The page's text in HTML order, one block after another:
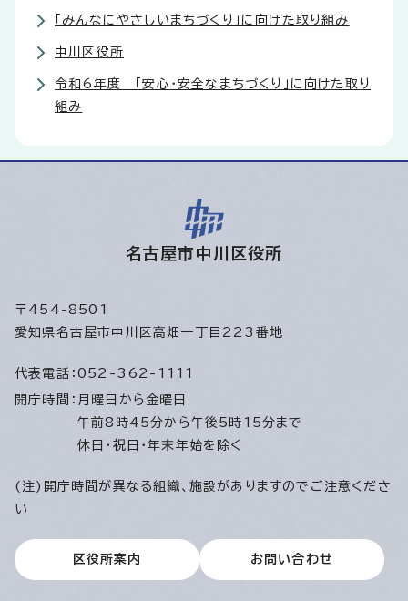
「みんなにやさしいまちづくり」に向けた取り組み
中川区役所
令和6年度 「安心・安全なまちづくり」に向けた取り
組み
名古屋市中川区役所
〒454-8501
愛知県名古屋市中川区高畑一丁目223番地
代表電話： 052-362-1111
開庁時間： 月曜日から金曜日
午前8時45分から午後5時15分まで
休日・祝日・年末年始を除く
(注)開庁時間が異なる組織、施設がありますのでご注意くださ
い
区役所案内 お問い合わせ